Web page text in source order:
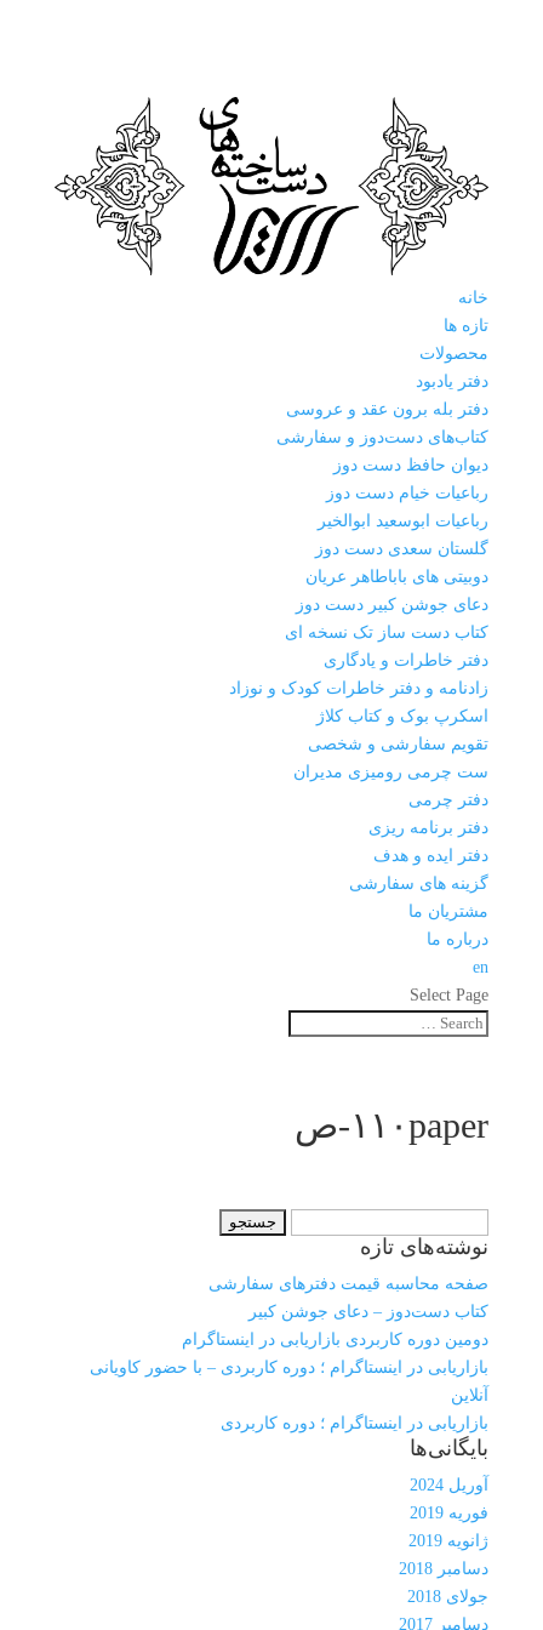
خانه
تازه ها
محصولات
دفتر یادبود
دفتر بله برون عقد و عروسی
کتاب‌های دست‌دوز و سفارشی
دیوان حافظ دست دوز
رباعیات خیام دست دوز
رباعیات ابوسعید ابوالخیر
گلستان سعدی دست دوز
دوبیتی های باباطاهر عریان
دعای جوشن کبیر دست دوز
کتاب دست ساز تک نسخه ای
دفتر خاطرات و یادگاری
زادنامه و دفتر خاطرات کودک و نوزاد
اسکرپ بوک و کتاب کلاژ
تقویم سفارشی و شخصی
ست چرمی رومیزی مدیران
دفتر چرمی
دفتر برنامه ریزی
دفتر ایده و هدف
گزینه های سفارشی
مشتریان ما
درباره ما
en
Select Page
۱۱۰paper-ص
برای:
نوشته‌های تازه
صفحه محاسبه قیمت دفترهای سفارشی
کتاب دست‌دوز – دعای جوشن کبیر
دومین دوره کاربردی بازاریابی در اینستاگرام
بازاریابی در اینستاگرام ؛ دوره کاربردی – با حضور کاویانی
آنلاین
بازاریابی در اینستاگرام ؛ دوره کاربردی
بایگانی‌ها
آوریل 2024
فوریه 2019
ژانویه 2019
دسامبر 2018
جولای 2018
دسامبر 2017